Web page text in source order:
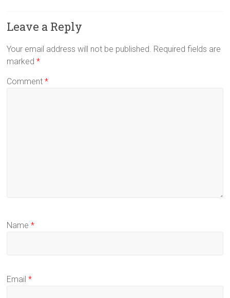
Leave a Reply
Your email address will not be published. Required fields are
marked*
Comment*
Name*
Email*